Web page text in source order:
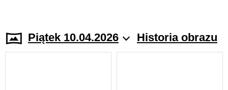
Piątek 10.04.2026 Historia obrazu